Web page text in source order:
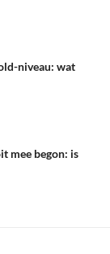
niveau: wat
mee begon: is